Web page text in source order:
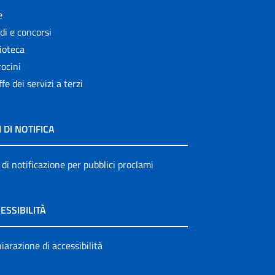
e concorsi
dei servizi a terzi
DI NOTIFICA
notificazione per pubblici proclami
di accessibilità